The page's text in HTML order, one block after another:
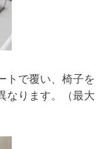
トで覆い、椅子を
なります。（最大